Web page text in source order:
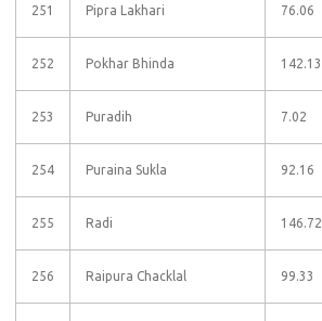
251 Pipra Lakhari 76.06
252 Pokhar Bhinda 142.13
253 Puradih 7.02
254 Puraina Sukla 92.16
255 Radi 146.72
256 Raipura Chacklal 99.33